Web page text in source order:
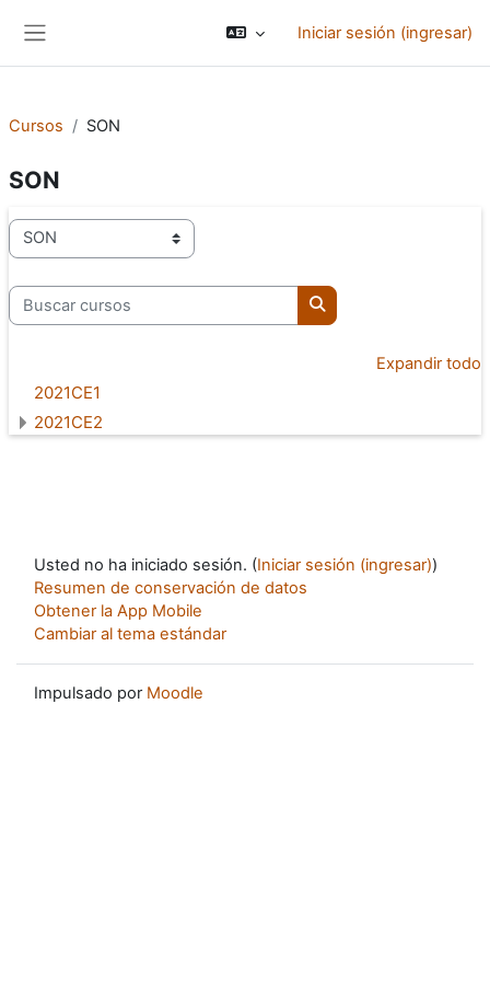
Iniciar sesión (ingresar)
Cursos SON
SON
Categorías
Buscar cursos
Buscar cursos
Expandir todo
2021CE1
2021CE2
Usted no ha iniciado sesión. (Iniciar sesión (ingresar))
Resumen de conservación de datos
Obtener la App Mobile
Cambiar al tema estándar
Impulsado por Moodle